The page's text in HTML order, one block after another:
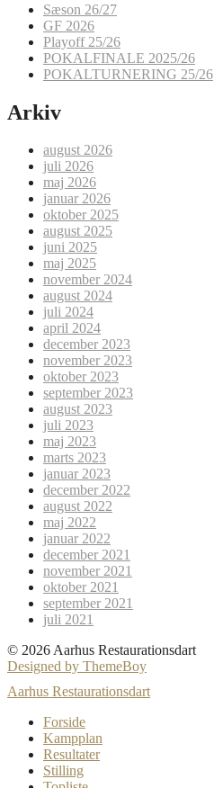
Sæson 26/27
GF 2026
Playoff 25/26
POKALFINALE 2025/26
POKALTURNERING 25/26
Arkiv
august 2026
juli 2026
maj 2026
januar 2026
oktober 2025
august 2025
juni 2025
maj 2025
november 2024
august 2024
juli 2024
april 2024
december 2023
november 2023
oktober 2023
september 2023
august 2023
juli 2023
maj 2023
marts 2023
januar 2023
december 2022
august 2022
maj 2022
januar 2022
december 2021
november 2021
oktober 2021
september 2021
juli 2021
© 2026 Aarhus Restaurationsdart
Designed by ThemeBoy
Aarhus Restaurationsdart
Forside
Kampplan
Resultater
Stilling